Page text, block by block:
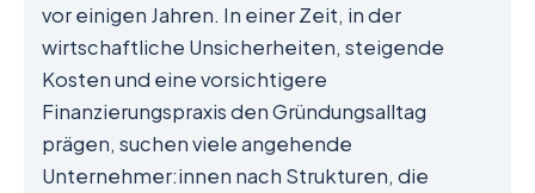
vor einigen Jahren. In einer Zeit, in der
wirtschaftliche Unsicherheiten, steigende
Kosten und eine vorsichtigere
Finanzierungspraxis den Gründungsalltag
prägen, suchen viele angehende
Unternehmer:innen nach Strukturen, die